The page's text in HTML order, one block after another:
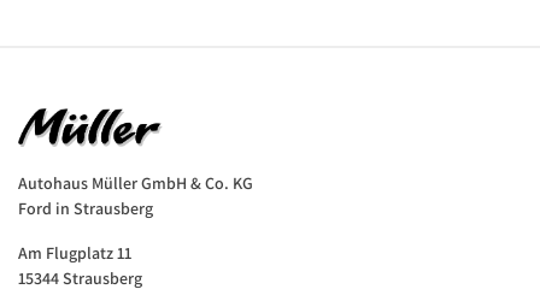
Autohaus Müller GmbH & Co. KG
Ford in Strausberg
Am Flugplatz 11
15344 Strausberg